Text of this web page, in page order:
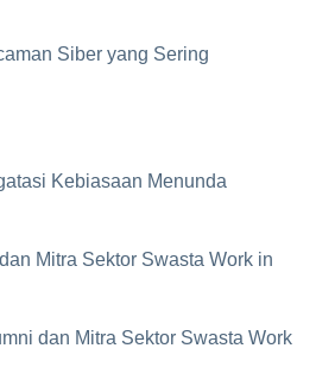
Siber yang Sering
Kebiasaan Menunda
Mitra Sektor Swasta Work in
dan Mitra Sektor Swasta Work